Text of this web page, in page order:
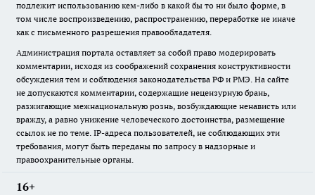
подлежит использованию кем-либо в какой бы то ни было форме, в
том числе воспроизведению, распространению, переработке не иначе
как с письменного разрешения правообладателя.
Администрация портала оставляет за собой право модерировать
комментарии, исходя из соображений сохранения конструктивности
обсуждения тем и соблюдения законодательства РФ и РМЭ. На сайте
не допускаются комментарии, содержащие нецензурную брань,
разжигающие межнациональную рознь, возбуждающие ненависть или
вражду, а равно унижение человеческого достоинства, размещение
ссылок не по теме. IP-адреса пользователей, не соблюдающих эти
требования, могут быть переданы по запросу в надзорные и
правоохранительные органы.
16+